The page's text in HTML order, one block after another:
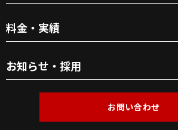
料金・実績
お知らせ・採用
お問い合わせ